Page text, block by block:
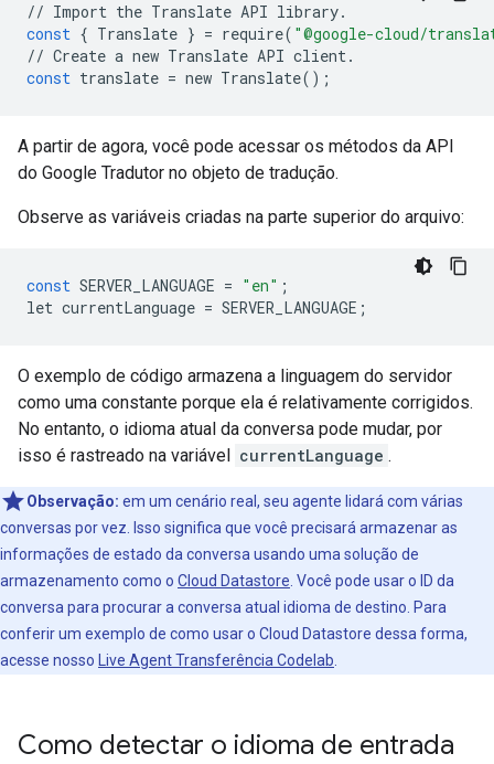
// Import the Translate API library.
const { Translate } = require( "@google-cloud/
// Create a new Translate API client.
const translate = new Translate();
A partir de agora, você pode acessar os métodos da API
do Google Tradutor no objeto de tradução.
Observe as variáveis criadas na parte superior do arquivo:
const SERVER_LANGUAGE = "en" ;
let currentLanguage = SERVER_LANGUAGE ;
O exemplo de código armazena a linguagem do servidor
como uma constante porque ela é relativamente corrigidos.
No entanto, o idioma atual da conversa pode mudar, por
isso é rastreado na variável currentLanguage .
Observação: em um cenário real, seu agente lidará com várias
conversas por vez. Isso significa que você precisará armazenar as
informações de estado da conversa usando uma solução de
armazenamento como o Cloud Datastore . Você pode usar o ID da
conversa para procurar a conversa atual idioma de destino. Para
conferir um exemplo de como usar o Cloud Datastore dessa forma,
acesse nosso
Live Agent Transferência Codelab
Como detectar o idioma de entrada